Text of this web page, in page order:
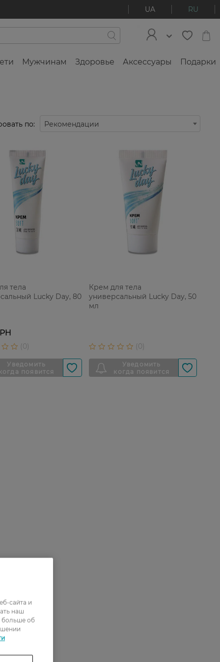
UA RU
Мужчинам Здоровье Аксессуары Подарки
по: Рекомендации
тела
Lucky Day, 80
Крем для тела
универсальный Lucky Day, 50
мл
сайта и
наш
больше об